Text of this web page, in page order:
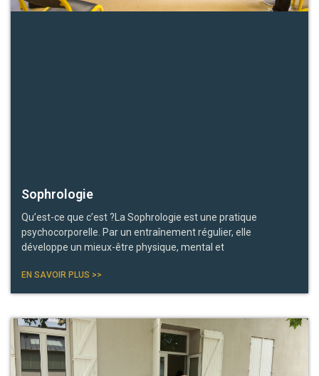
Sophrologie
Qu’est-ce que c’est ?La Sophrologie est une pratique
psychocorporelle. Par un entraînement régulier, elle
développe un mieux-être physique, mental et
EN SAVOIR PLUS >>